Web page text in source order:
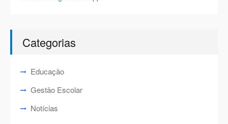
Categorias
Educação
Gestão Escolar
Notícias